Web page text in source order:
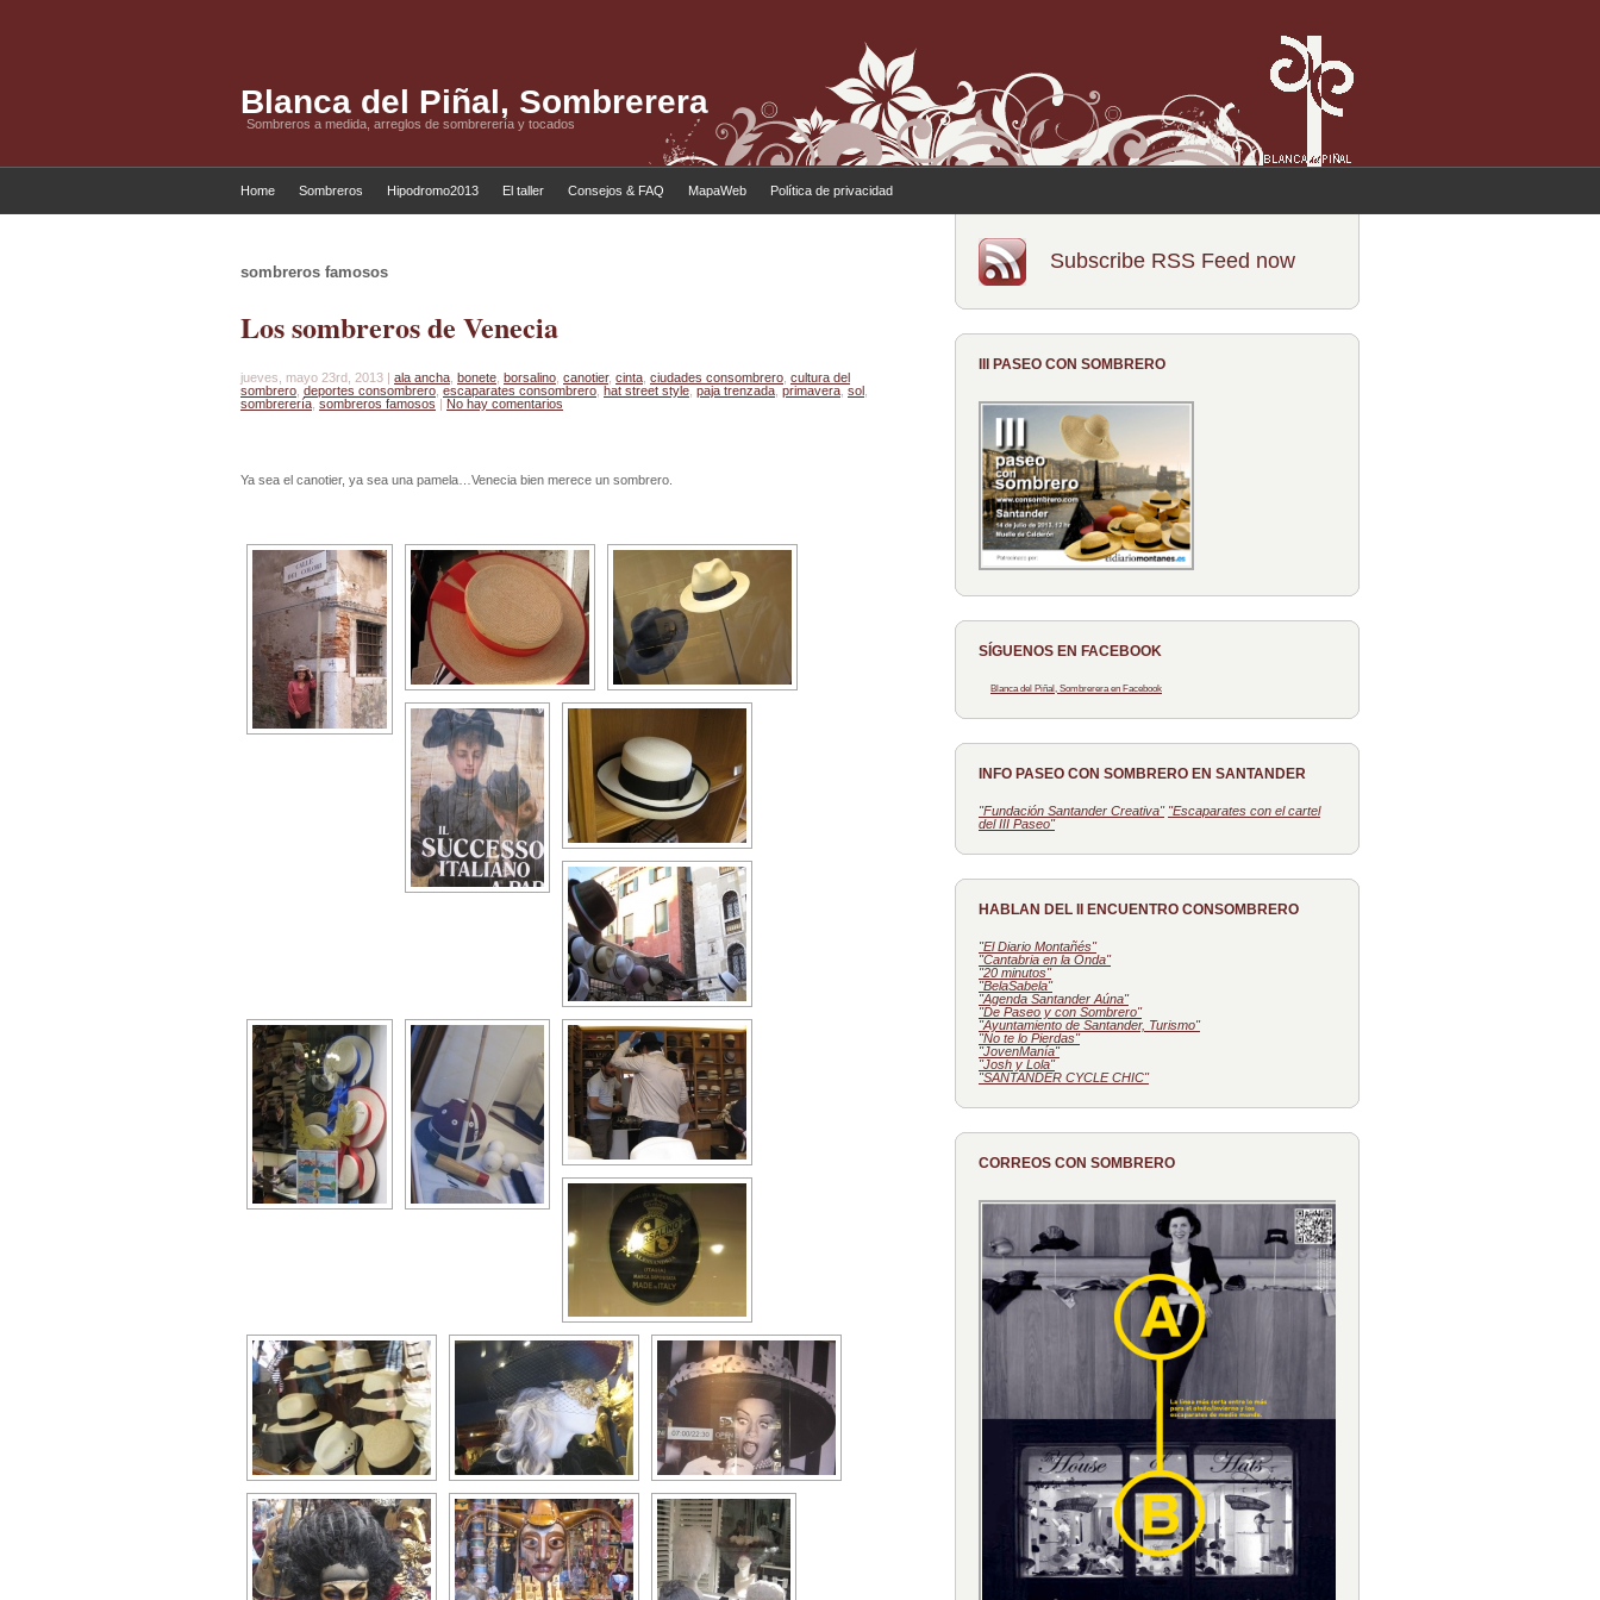
Blanca del Piñal, Sombrerera
Sombreros a medida, arreglos de sombrerería y tocados
Home Sombreros Hipodromo2013 El taller Consejos & FAQ MapaWeb Política de privacidad
sombreros famosos
Los sombreros de Venecia
jueves, mayo 23rd, 2013 | ala ancha bonete borsalino canotier, cinta ciudades consombrero cultura del
sombrero deportes consombrero escaparates consombrero hat street style paja trenzada primavera sol
sombrerería sombreros famosos | No hay comentarios
Ya sea el canotier, ya sea una pamela…Venecia bien merece un sombrero.
Subscribe RSS Feed now
III PASEO CON SOMBRERO
SÍGUENOS EN FACEBOOK
Blanca del Piñal, Sombrerera en Facebook
INFO PASEO CON SOMBRERO EN SANTANDER
"Fundación Santander Creativa" "Escaparates con el cartel
del III Paseo"
HABLAN DEL II ENCUENTRO CONSOMBRERO
"El Diario Montañés"
"Cantabria en la Onda"
"20 minutos"
"BelaSabela"
"Agenda Santander Aúna"
"De Paseo y con Sombrero"
"Ayuntamiento de Santander, Turismo"
"No te lo Pierdas"
"JovenManía"
"Josh y Lola"
"SANTANDER CYCLE CHIC"
CORREOS CON SOMBRERO